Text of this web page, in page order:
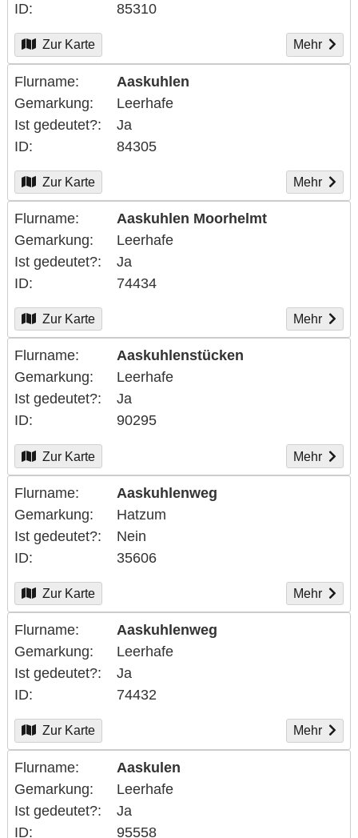
ID
85310
Zur Karte Mehr
Flurname
Aaskuhlen
Gemarkung
Leerhafe
Ist gedeutet?
Ja
ID
84305
Zur Karte Mehr
Flurname
Aaskuhlen Moorhelmt
Gemarkung
Leerhafe
Ist gedeutet?
Ja
ID
74434
Zur Karte Mehr
Flurname
Aaskuhlenstücken
Gemarkung
Leerhafe
Ist gedeutet?
Ja
ID
90295
Zur Karte Mehr
Flurname
Aaskuhlenweg
Gemarkung
Hatzum
Ist gedeutet?
Nein
ID
35606
Zur Karte Mehr
Flurname
Aaskuhlenweg
Gemarkung
Leerhafe
Ist gedeutet?
Ja
ID
74432
Zur Karte Mehr
Flurname
Aaskulen
Gemarkung
Leerhafe
Ist gedeutet?
Ja
ID
95558